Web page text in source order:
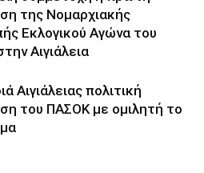
της Νομαρχιακής
Εκλογικού Αγώνα του
Αιγιάλεια
Αιγιάλειας πολιτική
του ΠΑΣΟΚ με ομιλητή το